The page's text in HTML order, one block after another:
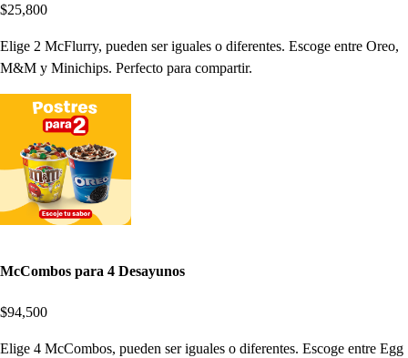
$25,800
Elige 2 McFlurry, pueden ser iguales o diferentes. Escoge entre Oreo,
M&M y Minichips. Perfecto para compartir.
McCombos para 4 Desayunos
$94,500
Elige 4 McCombos, pueden ser iguales o diferentes. Escoge entre Egg